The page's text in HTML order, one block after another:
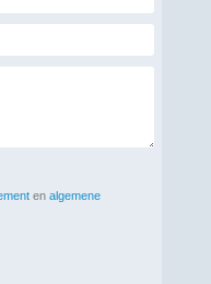
en algemene